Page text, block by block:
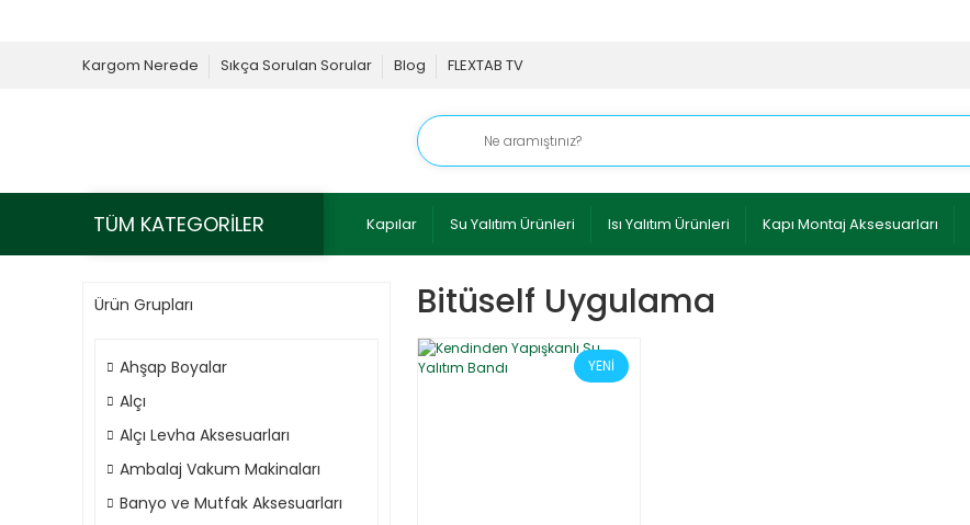
Kargom Nerede Sıkça Sorulan Sorular Blog FLEXTAB TV
TÜM KATEGORİLER Kapılar Su Yalıtım Ürünleri Isı Yalıtım Ürünleri Kapı Montaj Aksesuarları
Ürün Grupları
Ahşap Boyalar
Alçı
Alçı Levha Aksesuarları
Ambalaj Vakum Makinaları
Banyo ve Mutfak Aksesuarları
Bitüself Uygulama
YENİ